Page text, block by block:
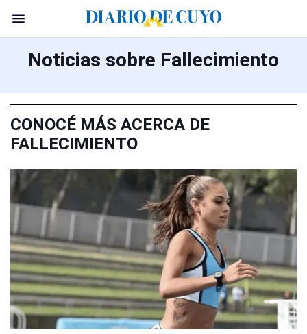
Noticias sobre Fallecimiento
CONOCÉ MÁS ACERCA DE
FALLECIMIENTO